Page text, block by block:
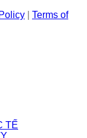
Terms of
TẾ